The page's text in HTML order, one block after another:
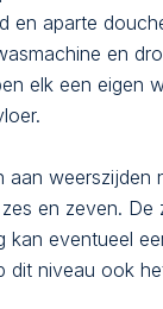
en aparte
en
elk een eigen
aan weerszijden
en zeven.
kan eventueel
dit niveau ook